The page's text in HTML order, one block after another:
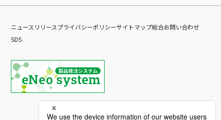
ニュースリリースプライバシーポリシーサイトマップ総合お問い合わせ
SDS